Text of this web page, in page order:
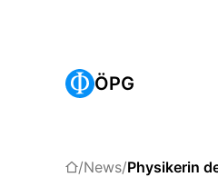
ÖPG
News Physikerin